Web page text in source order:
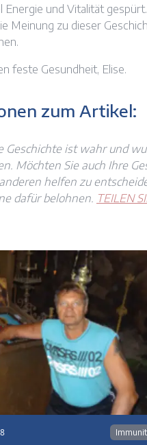
Energie und Vitalität gespürt.
Meinung zu dieser
feste Gesundheit, Elise.
zum Artikel:
Geschichte ist wahr und
Möchten Sie auch Ihre
helfen zu
dafür belohnen. TEILEN